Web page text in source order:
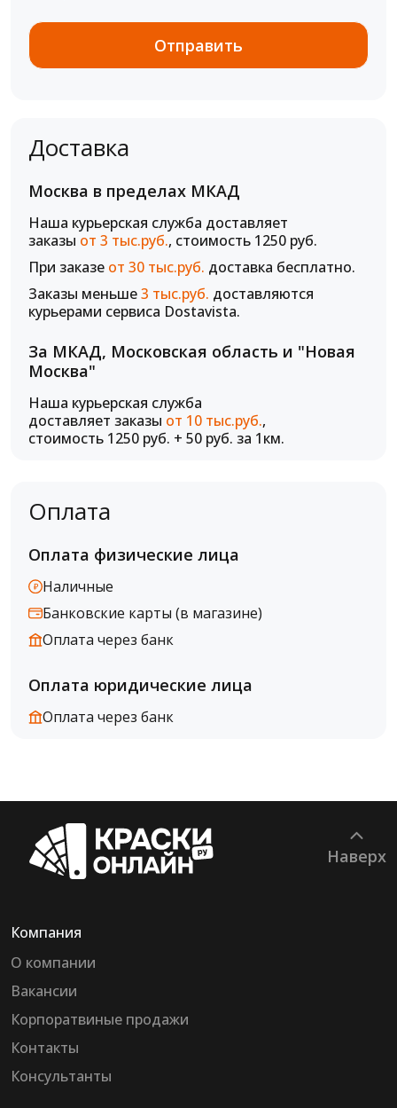
Доставка
Москва в пределах МКАД
Наша курьерская служба доставляет
заказы от 3 тыс.руб., стоимость 1250 руб.
При заказе от 30 тыс.руб. доставка бесплатно.
Заказы меньше3 тыс.руб. доставляются
курьерами сервиса Dostavista.
За МКАД, Московская область и "Новая
Москва"
Наша курьерская служба
доставляет заказы от 10 тыс.руб.,
стоимость 1250 руб. + 50 руб. за 1км.
Оплата
Оплата физические лица
Наличные
Банковские карты (в магазине)
Оплата через банк
Оплата юридические лица
Оплата через банк
Наверх
Компания
О компании
Вакансии
Корпоратвиные продажи
Контакты
Консультанты